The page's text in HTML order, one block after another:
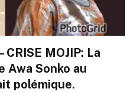
CRISE MOJIP: La
Awa Sonko au
polémique.